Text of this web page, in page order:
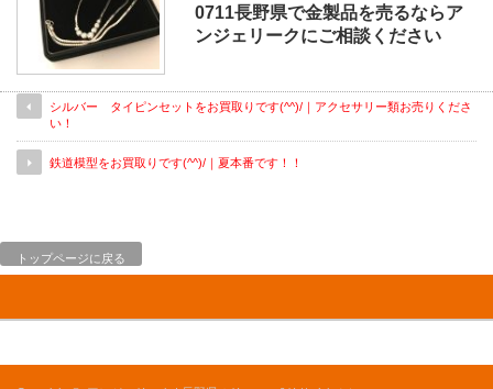
0711長野県で金製品を売るならア
ンジェリークにご相談ください
シルバー タイピンセットをお買取りです(^^)/｜アクセサリー類お売りくださ
い！
鉄道模型をお買取りです(^^)/｜夏本番です！！
トップページに戻る